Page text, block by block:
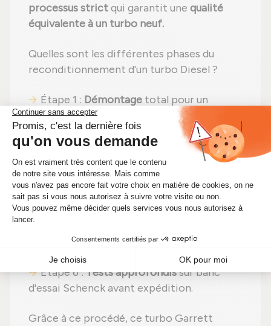
processus strictqui garantit une qualité
équivalente à un turbo neuf.
Quelles sont les différentes phases du
reconditionnement d'un turbo Diesel ?
Étape 1 : Démontage total pour un
contrôle complet ;
Étape 2 :Nettoyage minutieuxpour
éliminer toute impureté ;
Étape 3 : Contrôle détaillé
de tous les
composants ;
Étape 4 : Remplacement des pièces
uséespar des pièces neuves ;
réglages effectués selon les
recommandations du fabricant ;
Étape 6 :Tests approfondissur banc
d'essai Schenck avant expédition.
Grâce à ce procédé, ce turbo Garrett